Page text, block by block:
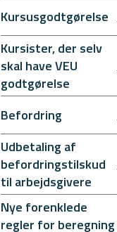
Kursusgodtgørelse
Kursister, der selv
skal have VEU
godtgørelse
Befordring
Udbetaling af
befordringstilskud
til arbejdsgivere
Nye forenklede
regler for beregning